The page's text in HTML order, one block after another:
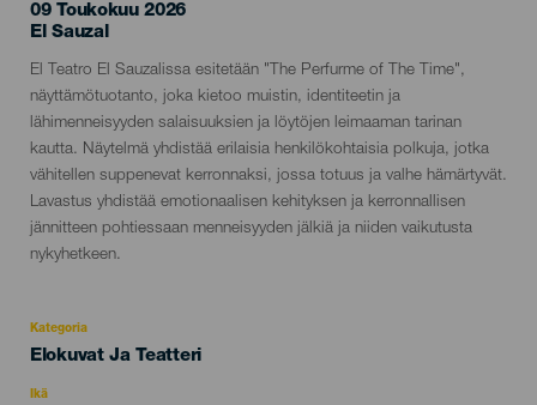
09 Toukokuu 2026
Localidad
El Sauzal
Descripción
del
evento
El Teatro El Sauzalissa esitetään "The Perfurme of The Time",
näyttämötuotanto, joka kietoo muistin, identiteetin ja
lähimenneisyyden salaisuuksien ja löytöjen leimaaman tarinan
kautta. Näytelmä yhdistää erilaisia henkilökohtaisia polkuja, jotka
vähitellen suppenevat kerronnaksi, jossa totuus ja valhe hämärtyvät.
Lavastus yhdistää emotionaalisen kehityksen ja kerronnallisen
jännitteen pohtiessaan menneisyyden jälkiä ja niiden vaikutusta
nykyhetkeen.
Kategoria
Categoría
evento
Elokuvat Ja Teatteri
Ikä